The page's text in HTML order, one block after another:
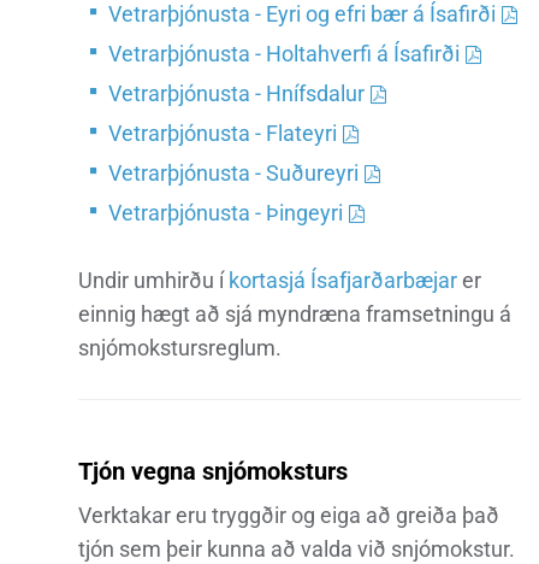
Vetrarþjónusta - Eyri og efri bær á Ísafirði
Vetrarþjónusta - Holtahverfi á Ísafirði
Vetrarþjónusta - Hnífsdalur
Vetrarþjónusta - Flateyri
Vetrarþjónusta - Suðureyri
Vetrarþjónusta - Þingeyri
Undir umhirðu í kortasjá Ísafjarðarbæjarer
einnig hægt að sjá myndræna framsetningu á
snjómokstursreglum.
Tjón vegna snjómoksturs
Verktakar eru tryggðir og eiga að greiða það
tjón sem þeir kunna að valda við snjómokstur.